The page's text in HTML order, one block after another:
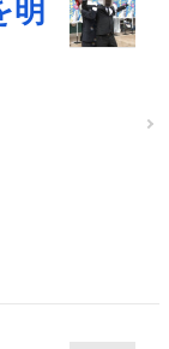
明